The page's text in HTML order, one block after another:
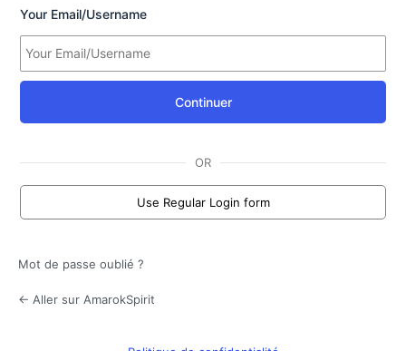
Your Email/Username
Continuer
OR
Use Regular Login form
Mot de passe oublié ?
← Aller sur AmarokSpirit